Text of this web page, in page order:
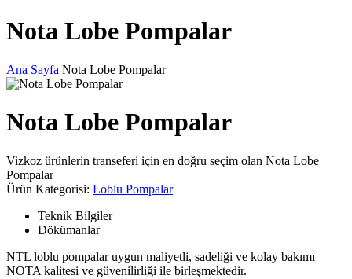
Nota Lobe Pompalar
Ana Sayfa Nota Lobe Pompalar
Nota Lobe Pompalar
Vizkoz ürünlerin transeferi için en doğru seçim olan Nota Lobe
Pompalar
Ürün Kategorisi: Loblu Pompalar
Teknik Bilgiler
Dökümanlar
NTL loblu pompalar uygun maliyetli, sadeliği ve kolay bakımı
NOTA kalitesi ve güvenilirliği ile birleşmektedir.